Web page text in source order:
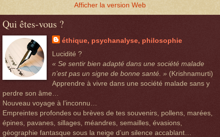
Afficher la version Web
Qui êtes-vous ?
éthique, psychanalyse, philosophie
Lucidité ?
« Se sentir bien adapté dans une société malade
n’est pas un signe de bonne santé. »(Krishnamurti)
Apprendre à vivre dans une société malade sans y
perdre son âme…
Nouveau voyage à l’inconnu…
Empreintes profondes ou brèves de tes souvenirs, pollens, marées,
épines, pavanes, sillages, méandres, semailles, évasions,
géographie fantasque sous la neige d’un silence accablant…